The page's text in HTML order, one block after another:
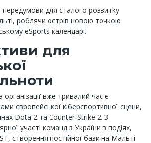
для сталого розвитку
роблячи острів новою точкою
eSports-календарі.
для
організації вже тривалий час є
європейської кіберспортивної сцени,
Dota 2 та Counter-Strike 2. З
участі команд з України в подіях,
створення постійної бази на Мальті